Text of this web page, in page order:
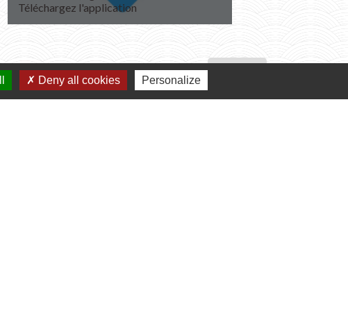
Téléchargez l'application
Deny all cookies Personalize